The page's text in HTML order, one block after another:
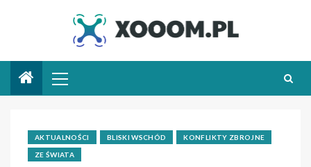
AKTUALNOŚCI BLISKI WSCHÓD KONFLIKTY ZBROJNE
ZE ŚWIATA